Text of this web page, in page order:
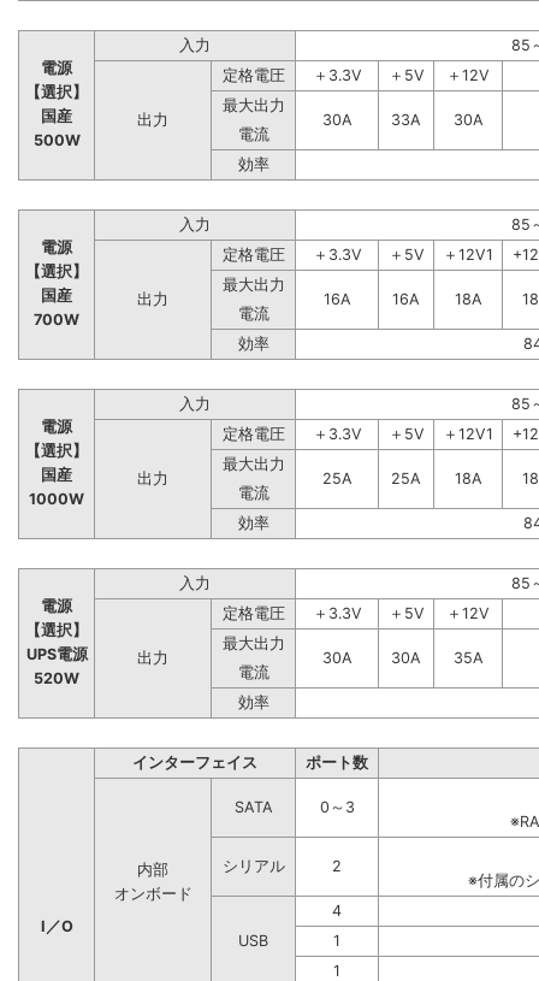
電源
【選択】
国産
500W
入力 85
出力
定格電圧 ＋3.3V ＋5V
＋12V
最大出力
30A
33A
30A
電流
効率
電源
【選択】
国産
700W
入力 85
出力
定格電圧 ＋3.3V ＋5V ＋12V1
最大出力
16A
16A 18A
電流
効率
電源
【選択】
国産
1000W
入力 85
出力
定格電圧 ＋3.3V ＋5V ＋12V1
最大出力
25A
25A 18A
電流
効率
電源
【選択】
UPS電源
520W
入力 85
出力
定格電圧 ＋3.3V ＋5V
＋12V
最大出力
30A
30A
35A
電流
効率
I／O
インターフェイス ポート数
内部
オンボード
SATA
0～3
シリアル
2
※付属の
USB
4
1
1